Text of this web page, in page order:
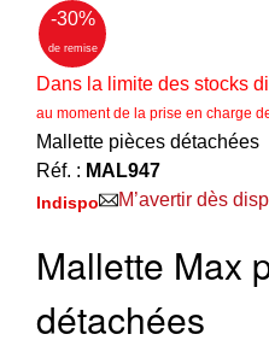
&
Défense
Accueil
Marques
Téléchargements
Contact
Mon
-30%
de remise
Dans la limite des stocks
au moment de la prise en charge
Mallette pièces détachées
Réf. : MAL947
Indispo M’avertir dès
Mallette Max
détachées